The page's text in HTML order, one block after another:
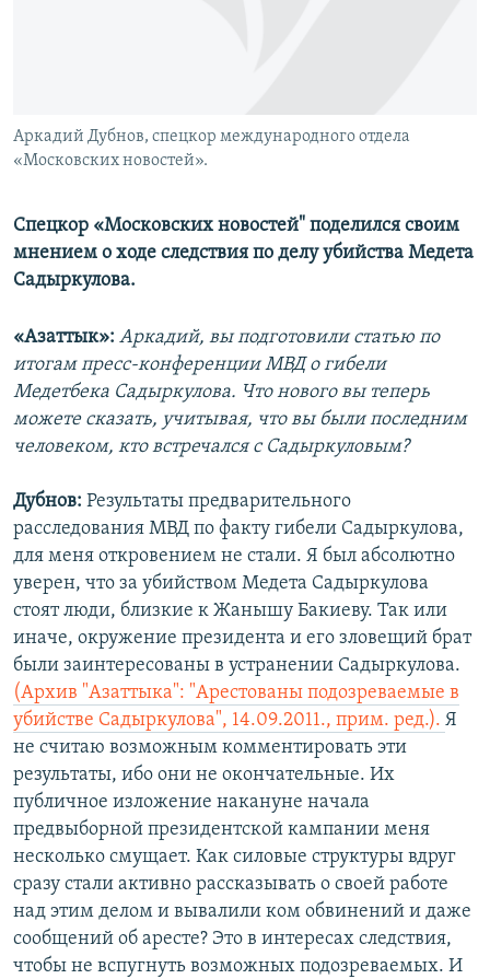
Аркадий Дубнов, спецкор международного отдела
«Московских новостей».
Спецкор «Московских новостей" поделился своим
мнением о ходе следствия по делу убийства Медета
Садыркулова.
«Азаттык»: Аркадий, вы подготовили статью по
итогам пресс-конференции МВД о гибели
Медетбека Садыркулова. Что нового вы теперь
можете сказать, учитывая, что вы были последним
человеком, кто встречался с Садыркуловым?
Дубнов: Результаты предварительного
расследования МВД по факту гибели Садыркулова,
для меня откровением не стали. Я был абсолютно
уверен, что за убийством Медета Садыркулова
стоят люди, близкие к Жанышу Бакиеву. Так или
иначе, окружение президента и его зловещий брат
были заинтересованы в устранении Садыркулова.
(Архив "Азаттыка": "Арестованы подозреваемые в
убийстве Садыркулова", 14.09.2011., прим. ред.). Я
не считаю возможным комментировать эти
результаты, ибо они не окончательные. Их
публичное изложение накануне начала
предвыборной президентской кампании меня
несколько смущает. Как силовые структуры вдруг
сразу стали активно рассказывать о своей работе
над этим делом и вывалили ком обвинений и даже
сообщений об аресте? Это в интересах следствия,
чтобы не вспугнуть возможных подозреваемых. И